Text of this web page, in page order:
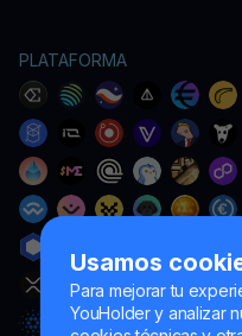
Usamos
Para mejorar tu
YouHolder y analizar
PLATAFORMA